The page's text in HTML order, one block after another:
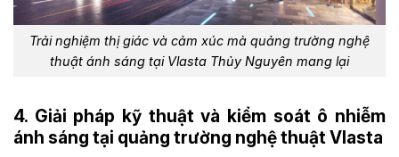
Trải nghiệm thị giác và cảm xúc mà quảng trường nghệ
thuật ánh sáng tại Vlasta Thủy Nguyên mang lại
4. Giải pháp kỹ thuật và kiểm soát ô nhiễm
ánh sáng tại quảng trường nghệ thuật Vlasta